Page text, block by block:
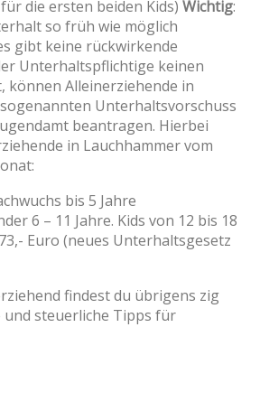
die ersten beiden Kids) Wichtig:
so früh wie möglich
gibt keine rückwirkende
Unterhaltspflichtige keinen
können Alleinerziehende in
Unterhaltsvorschuss
beantragen. Hierbei
in Lauchhammer vom
bis 5 Jahre
6 – 11 Jahre. Kids von 12 bis 18
Euro (neues Unterhaltsgesetz
findest du übrigens zig
steuerliche Tipps für